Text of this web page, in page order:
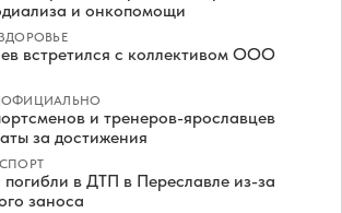
и онкопомощи
встретился с коллективом ООО
ОФИЦИАЛЬНО
и тренеров-ярославцев
за достижения
СПОРТ
погибли в ДТП в Переславле из-за
заноса